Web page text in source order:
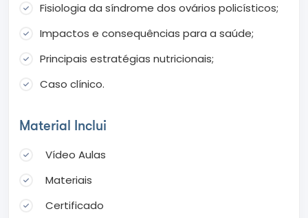
Fisiologia da síndrome dos ovários policísticos;
Impactos e consequências para a saúde;
Principais estratégias nutricionais;
Caso clínico.
Material Inclui
Vídeo Aulas
Materiais
Certificado